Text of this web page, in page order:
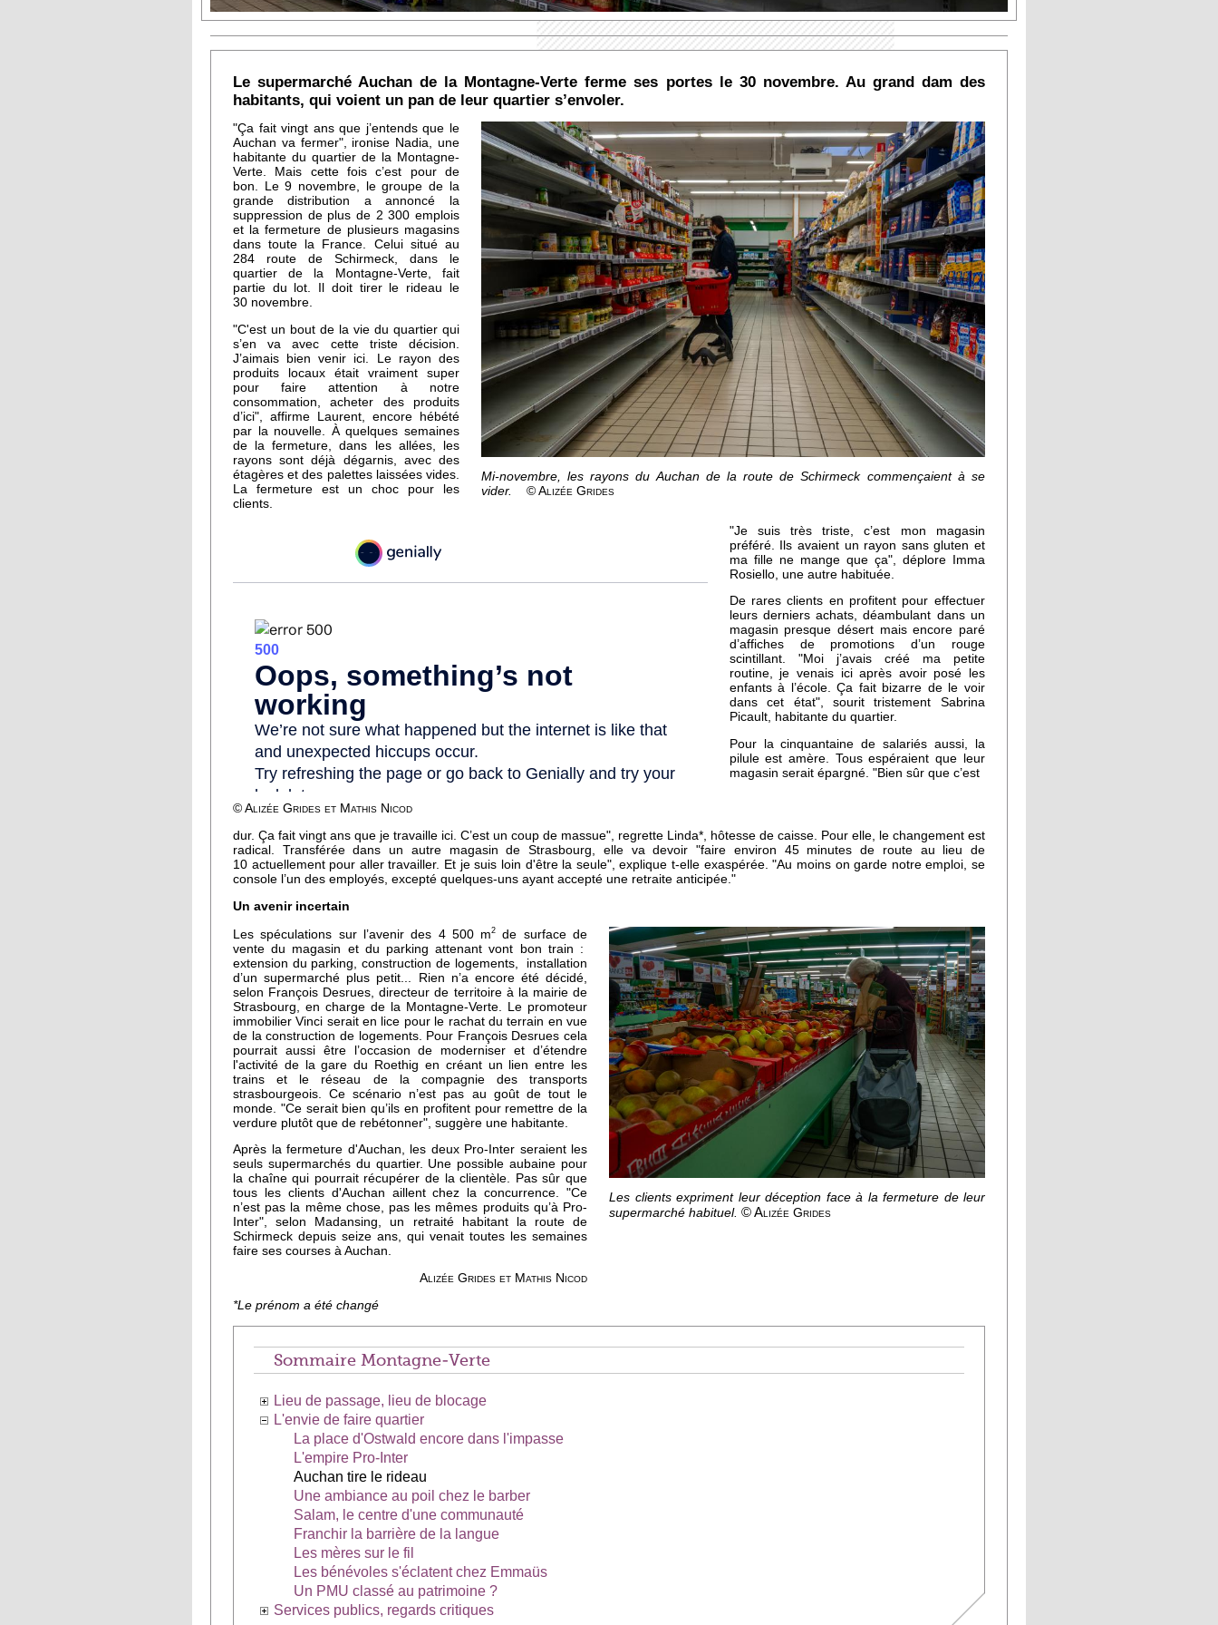
Le supermarché Auchan de la Montagne-Verte ferme ses portes le 30 novembre. Au grand dam des
habitants, qui voient un pan de leur quartier s’envoler.
"Ça fait vingt ans que j’entends que le
Auchan va fermer", ironise Nadia, une
habitante du quartier de la Montagne-
Verte. Mais cette fois c’est pour de
bon. Le 9 novembre, le groupe de la
grande distribution a annoncé la
suppression de plus de 2 300 emplois
et la fermeture de plusieurs magasins
dans toute la France. Celui situé au
284 route de Schirmeck, dans le
quartier de la Montagne-Verte, fait
partie du lot. Il doit tirer le rideau le
30 novembre.
"C'est un bout de la vie du quartier qui
s’en va avec cette triste décision.
J’aimais bien venir ici. Le rayon des
produits locaux était vraiment super
pour faire attention à notre
consommation, acheter des produits
d’ici", affirme Laurent, encore hébété
par la nouvelle. À quelques semaines
de la fermeture, dans les allées, les
rayons sont déjà dégarnis, avec des
étagères et des palettes laissées vides.
La fermeture est un choc pour les
clients.
Mi-novembre, les rayons du Auchan de la route de Schirmeck commençaient à se
vider. © Alizée Grides
© Alizée Grides et Mathis Nicod
"Je suis très triste, c’est mon magasin
préféré. Ils avaient un rayon sans gluten et
ma fille ne mange que ça", déplore Imma
Rosiello, une autre habituée.
De rares clients en profitent pour effectuer
leurs derniers achats, déambulant dans un
magasin presque désert mais encore paré
d’affiches de promotions d’un rouge
scintillant. "Moi j’avais créé ma petite
routine, je venais ici après avoir posé les
enfants à l’école. Ça fait bizarre de le voir
dans cet état", sourit tristement Sabrina
Picault, habitante du quartier.
Pour la cinquantaine de salariés aussi, la
pilule est amère. Tous espéraient que leur
magasin serait épargné. "Bien sûr que c’est
dur. Ça fait vingt ans que je travaille ici. C’est un coup de massue", regrette Linda*, hôtesse de caisse. Pour elle, le changement est
radical. Transférée dans un autre magasin de Strasbourg, elle va devoir "faire environ 45 minutes de route au lieu de
10 actuellement pour aller travailler. Et je suis loin d'être la seule", explique t-elle exaspérée. "Au moins on garde notre emploi, se
console l’un des employés, excepté quelques-uns ayant accepté une retraite anticipée."
Un avenir incertain
Les spéculations sur l’avenir des 4 500 m2
de surface de
vente du magasin et du parking attenant vont bon train :
extension du parking, construction de logements, installation
d’un supermarché plus petit... Rien n’a encore été décidé,
selon François Desrues, directeur de territoire à la mairie de
Strasbourg, en charge de la Montagne-Verte. Le promoteur
immobilier Vinci serait en lice pour le rachat du terrain en vue
de la construction de logements. Pour François Desrues cela
pourrait aussi être l’occasion de moderniser et d’étendre
l'activité de la gare du Roethig en créant un lien entre les
trains et le réseau de la compagnie des transports
strasbourgeois. Ce scénario n’est pas au goût de tout le
monde. "Ce serait bien qu’ils en profitent pour remettre de la
verdure plutôt que de rebétonner", suggère une habitante.
Après la fermeture d'Auchan, les deux Pro-Inter seraient les
seuls supermarchés du quartier. Une possible aubaine pour
la chaîne qui pourrait récupérer de la clientèle. Pas sûr que
tous les clients d'Auchan aillent chez la concurrence. "Ce
n’est pas la même chose, pas les mêmes produits qu’à Pro-
Inter", selon Madansing, un retraité habitant la route de
Schirmeck depuis seize ans, qui venait toutes les semaines
faire ses courses à Auchan.
Alizée Grides et Mathis Nicod
*Le prénom a été changé
Les clients expriment leur déception face à la fermeture de leur
supermarché habituel. © Alizée Grides
Sommaire Montagne-Verte
Lieu de passage, lieu de blocage
L'envie de faire quartier
La place d'Ostwald encore dans l'impasse
L'empire Pro-Inter
Auchan tire le rideau
Une ambiance au poil chez le barber
Salam, le centre d'une communauté
Franchir la barrière de la langue
Les mères sur le fil
Les bénévoles s'éclatent chez Emmaüs
Un PMU classé au patrimoine ?
Services publics, regards critiques